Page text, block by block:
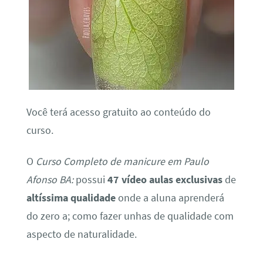
Você terá acesso gratuito ao conteúdo do
curso.
O Curso Completo de manicure em Paulo
Afonso BA:possui 47 vídeo aulas exclusivasde
altíssima qualidadeonde a aluna aprenderá
do zero a; como fazer unhas de qualidade com
aspecto de naturalidade.